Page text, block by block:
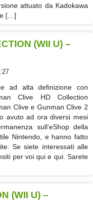
attuato da Kadokawa
e […]
(WII U) –
ad alta definizione con
Clive HD Collection
Clive e Gunman Clive 2
avuto ad ora diversi mesi
sull’eShop della
Nintendo, e hanno fatto
Se siete interessati alle
per voi qui e qui. Sarete
(WII U) –